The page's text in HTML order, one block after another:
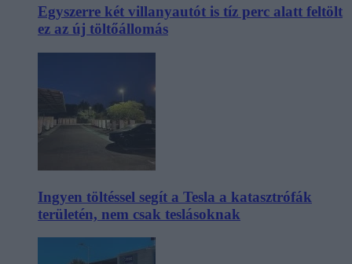
Egyszerre két villanyautót is tíz perc alatt feltölt
ez az új töltőállomás
Ingyen töltéssel segít a Tesla a katasztrófák
területén, nem csak teslásoknak